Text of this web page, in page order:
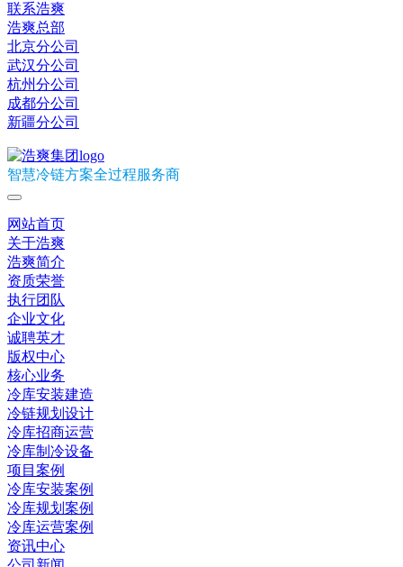
联系浩爽
浩爽总部
北京分公司
武汉分公司
杭州分公司
成都分公司
新疆分公司
智慧冷链方案全过程服务商
网站首页
关于浩爽
浩爽简介
资质荣誉
执行团队
企业文化
诚聘英才
版权中心
核心业务
冷库安装建造
冷链规划设计
冷库招商运营
冷库制冷设备
项目案例
冷库安装案例
冷库规划案例
冷库运营案例
资讯中心